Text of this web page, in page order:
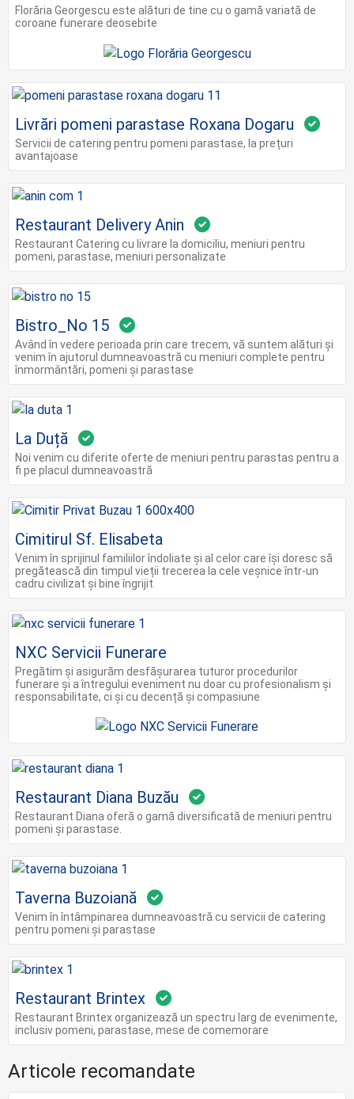
Florăria Georgescu este alături de tine cu o gamă variată de
coroane funerare deosebite
Livrări pomeni parastase Roxana Dogaru
Servicii de catering pentru pomeni parastase, la prețuri
avantajoase
Restaurant Delivery Anin
Restaurant Catering cu livrare la domiciliu, meniuri pentru
pomeni, parastase, meniuri personalizate
Bistro_No 15
Având în vedere perioada prin care trecem, vă suntem alături și
venim în ajutorul dumneavoastră cu meniuri complete pentru
înmormântări, pomeni și parastase
La Duță
Noi venim cu diferite oferte de meniuri pentru parastas pentru a
fi pe placul dumneavoastră
Cimitirul Sf. Elisabeta
Venim în sprijinul familiilor îndoliate și al celor care își doresc să
pregătească din timpul vieții trecerea la cele veșnice într-un
cadru civilizat și bine îngrijit
NXC Servicii Funerare
Pregătim și asigurăm desfășurarea tuturor procedurilor
funerare și a întregului eveniment nu doar cu profesionalism și
responsabilitate, ci și cu decență și compasiune
Restaurant Diana Buzău
Restaurant Diana oferă o gamă diversificată de meniuri pentru
pomeni și parastase.
Taverna Buzoiană
Venim în întâmpinarea dumneavoastră cu servicii de catering
pentru pomeni și parastase
Restaurant Brintex
Restaurant Brintex organizează un spectru larg de evenimente,
inclusiv pomeni, parastase, mese de comemorare
Articole recomandate